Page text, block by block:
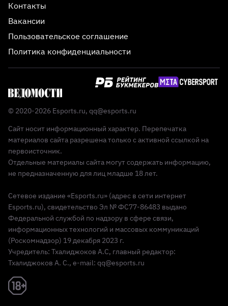
Реклама 18+
Контакты
Вакансии
Пользовательское соглашение
Политика конфиденциальности
© 2020-2026 Esports.ru, qq@esports.ru
Сайт носит информационный характер. Перепечатка
материалов сайта разрешена только с активной ссылкой на
первоисточник.
Отдельные материалы сайта могут содержать информацию,
не предназначенную для лиц младше 18 лет.
Сетевое издание «Esports.ru» (адрес в сети интернет
Esports.ru), свидетельство Эл № ФС77-86483 выдано
Федеральной службой по надзору в сфере связи,
информационных технологий и массовых коммуникаций
(Роскомнадзор) 19 декабря 2023 г.
Учредитель: Тхалиджоков А.С, главный редактор:
Тхалиджоков А. С., e-mail: qq@esports.ru